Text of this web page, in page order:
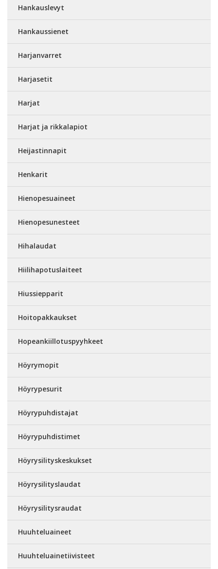
Hankauslevyt
Hankaussienet
Harjanvarret
Harjasetit
Harjat
Harjat ja rikkalapiot
Heijastinnapit
Henkarit
Hienopesuaineet
Hienopesunesteet
Hihalaudat
Hiilihapotuslaiteet
Hiussiepparit
Hoitopakkaukset
Hopeankiillotuspyyhkeet
Höyrymopit
Höyrypesurit
Höyrypuhdistajat
Höyrypuhdistimet
Höyrysilityskeskukset
Höyrysilityslaudat
Höyrysilitysraudat
Huuhteluaineet
Huuhteluainetiivisteet